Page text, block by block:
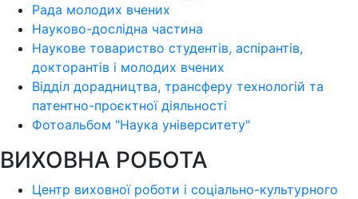
Рада молодих вчених
Науково-дослідна частина
Наукове товариство студентів, аспірантів,
докторантів і молодих вчених
Відділ дорадництва, трансферу технологій та
патентно-проєктної діяльності
Фотоальбом "Наука університету"
ВИХОВНА РОБОТА
Центр виховної роботи і соціально-культурного